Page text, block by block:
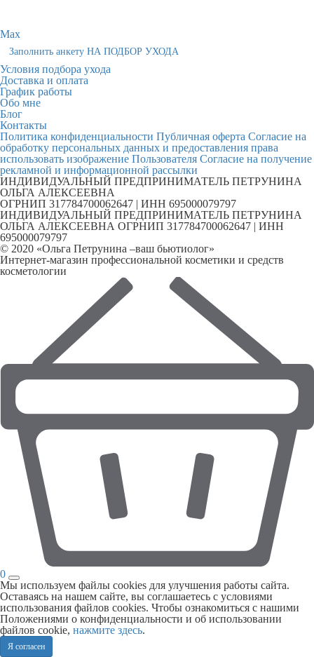
Max
Заполнить анкету НА ПОДБОР УХОДА
Условия подбора ухода
Доставка и оплата
График работы
Обо мне
Блог
Контакты
Политика конфиденциальности Публичная оферта Согласие на
обработку персональных данных и предоставления права
использовать изображение Пользователя Согласие на получение
рекламной и информационной рассылки
ИНДИВИДУАЛЬНЫЙ ПРЕДПРИНИМАТЕЛЬ ПЕТРУНИНА
ОЛЬГА АЛЕКСЕЕВНА
ОГРНИП 317784700062647 | ИНН 695000079797
ИНДИВИДУАЛЬНЫЙ ПРЕДПРИНИМАТЕЛЬ ПЕТРУНИНА
ОЛЬГА АЛЕКСЕЕВНА ОГРНИП 317784700062647 | ИНН
695000079797
© 2020 «Ольга Петрунина –ваш бьютиолог»
Интернет-магазин профессиональной косметики и средств
косметологии
0
Мы используем файлы cookies для улучшения работы сайта.
Оставаясь на нашем сайте, вы соглашаетесь с условиями
использования файлов cookies. Чтобы ознакомиться с нашими
Положениями о конфиденциальности и об использовании
файлов cookie, нажмите здесь.
Я согласен